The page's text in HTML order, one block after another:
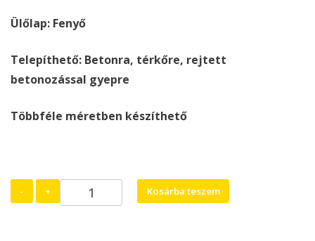
Ülőlap: Fenyő
Telepíthető: Betonra, térkőre, rejtett
betonozással gyepre
Többféle méretben készíthető
-
Piacos
asztal
+ Kosárba teszem